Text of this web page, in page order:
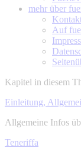
mehr über
Auf
Kapitel in diesem
Einleitung,
Allgemeine Infos
Teneriffa